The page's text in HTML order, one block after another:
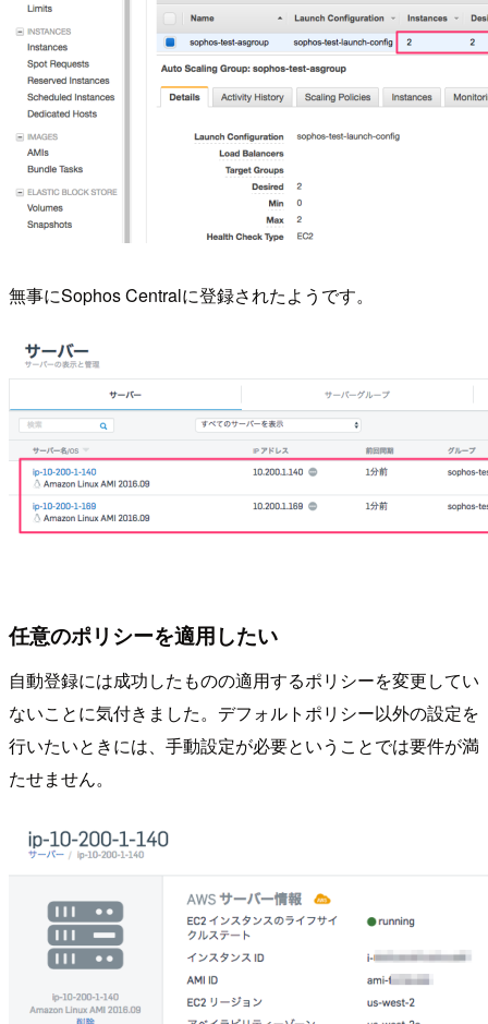
無事にSophos Centralに登録されたようです。
任意のポリシーを適用したい
自動登録には成功したものの適用するポリシーを変更してい
ないことに気付きました。デフォルトポリシー以外の設定を
行いたいときには、手動設定が必要ということでは要件が満
たせません。